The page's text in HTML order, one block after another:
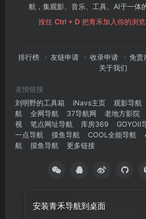
航，集观影、音乐、工具、AI于一体
按住 Ctrl + D 把青禾加入你的浏览
排行榜 友链申请 收录申请 免责
关于我们
友情链接
刘明野的工具箱
iNavs主页 观影导航
航
全网导航 37导航网 老地方影院
视
笔点网址导航 库房369 GOYOII
一点导航
摸鱼导航 COOL全能导航
航
摸鱼导航 更多链接
Copyright © 2025青禾导航鲁ICP备
安装青禾导航到桌面